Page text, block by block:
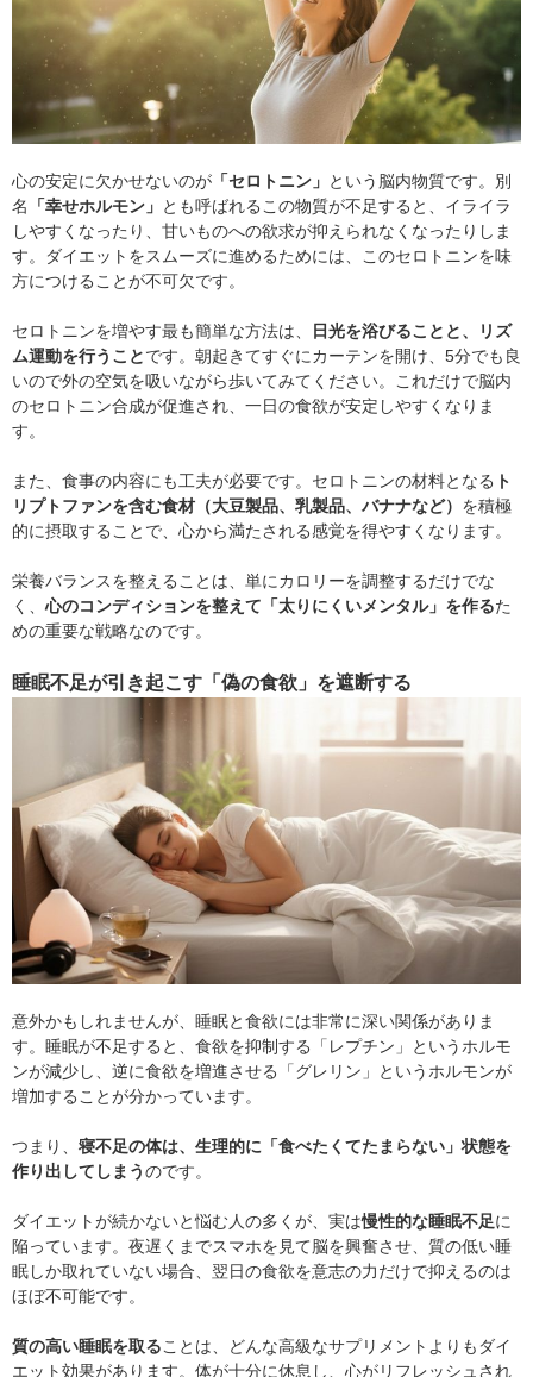
心の安定に欠かせないのが 「セロトニン」 という脳内物質です。別
名
「幸せホルモン」 とも呼ばれるこの物質が不足すると、イライラ
しやすくなったり、甘いものへの欲求が抑えられなくなったりしま
す。ダイエットをスムーズに進めるためには、このセロトニンを味
方につけることが不可欠です。
セロトニンを増やす最も簡単な方法は、
日光を浴びることと、リズ
ム運動を行うことです。朝起きてすぐにカーテンを開け、5分でも良
いので外の空気を吸いながら歩いてみてください。これだけで脳内
のセロトニン合成が促進され、一日の食欲が安定しやすくなりま
す。
また、食事の内容にも工夫が必要です。セロトニンの材料となる ト
リプトファンを含む食材（大豆製品、乳製品、バナナなど） を積極
的に摂取することで、心から満たされる感覚を得やすくなります。
栄養バランスを整えることは、単にカロリーを調整するだけでな
く、 心のコンディションを整えて「太りにくいメンタル」を作るた
めの重要な戦略なのです。
睡眠不足が引き起こす「偽の食欲」を遮断する
意外かもしれませんが、睡眠と食欲には非常に深い関係がありま
す。睡眠が不足すると、食欲を抑制する「レプチン」というホルモ
ンが減少し、逆に食欲を増進させる「グレリン」というホルモンが
増加することが分かっています。
つまり、 寝不足の体は、生理的に「食べたくてたまらない」状態を
作り出してしまうのです。
ダイエットが続かないと悩む人の多くが、実は慢性的な睡眠不足に
陥っています。夜遅くまでスマホを見て脳を興奮させ、質の低い睡
眠しか取れていない場合、翌日の食欲を意志の力だけで抑えるのは
ほぼ不可能です。
質の高い睡眠を取ることは、どんな高級なサプリメントよりもダイ
エット効果があります。体が十分に休息し、心がリフレッシュされ